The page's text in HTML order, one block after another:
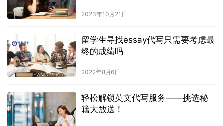
2023年10月21日
留学生寻找essay代写只需要考虑最
终的成绩吗
2022年8月6日
轻松解锁英文代写服务——挑选秘
籍大放送！